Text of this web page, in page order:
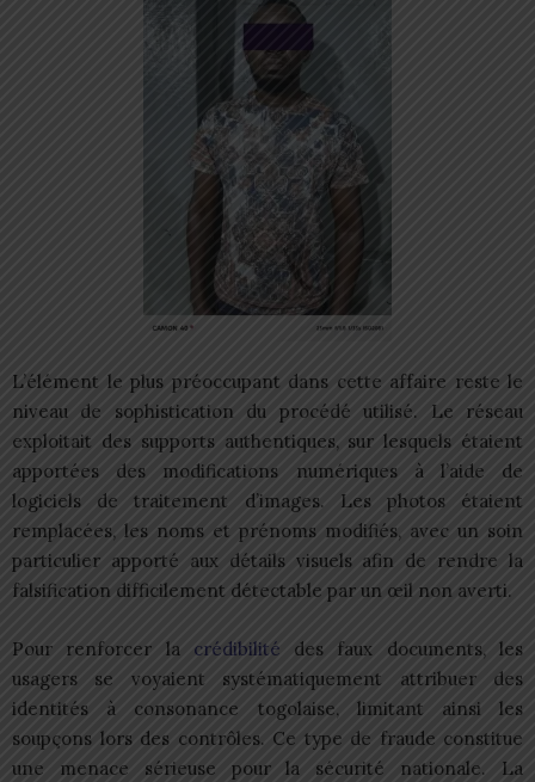
L’élément le plus préoccupant dans cette affaire reste le
niveau de sophistication du procédé utilisé. Le réseau
exploitait des supports authentiques, sur lesquels étaient
apportées des modifications numériques à l’aide de
logiciels de traitement d’images. Les photos étaient
remplacées, les noms et prénoms modifiés, avec un soin
particulier apporté aux détails visuels afin de rendre la
falsification difficilement détectable par un œil non averti.
Pour renforcer la crédibilité des faux documents, les
usagers se voyaient systématiquement attribuer des
identités à consonance togolaise, limitant ainsi les
soupçons lors des contrôles. Ce type de fraude constitue
une menace sérieuse pour la sécurité nationale. La